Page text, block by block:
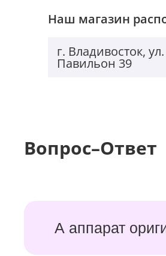
Наш магазин
г. Владивосток,
Павильон 39
Вопрос–Ответ
А аппарат